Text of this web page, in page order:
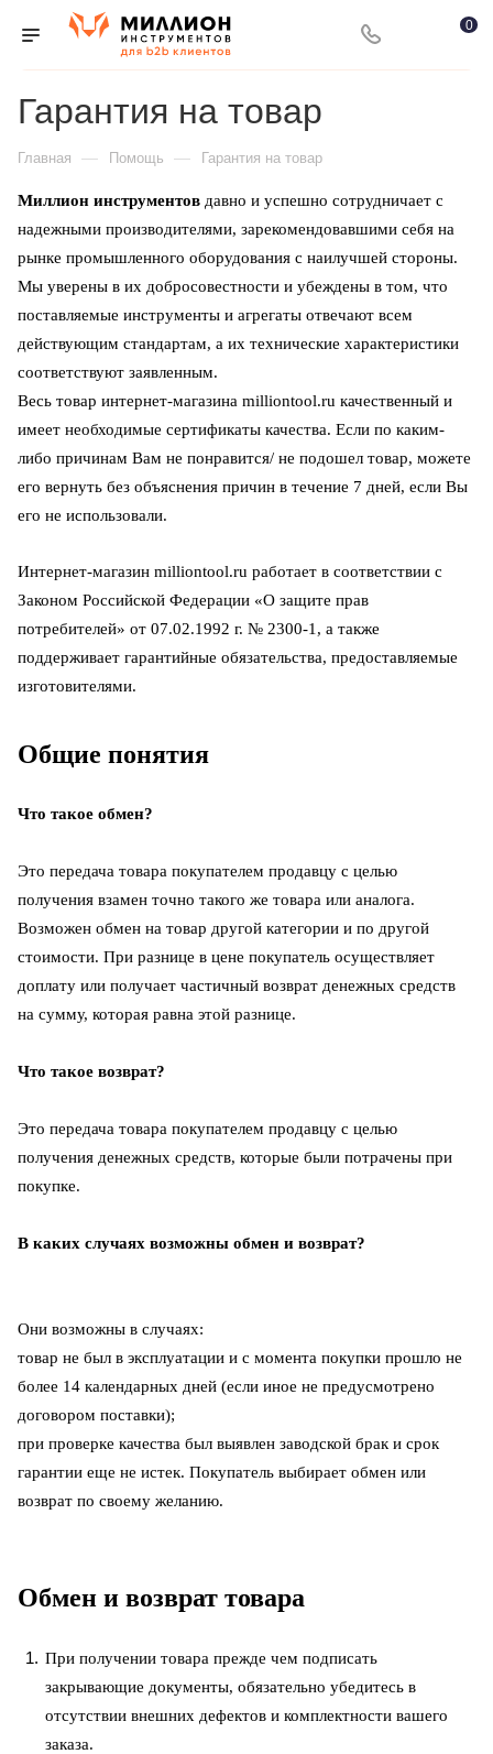
0
Гарантия на товар
Главная — Помощь — Гарантия на товар
Миллион инструментов давно и успешно сотрудничает с
надежными производителями, зарекомендовавшими себя на
рынке промышленного оборудования с наилучшей стороны.
Мы уверены в их добросовестности и убеждены в том, что
поставляемые инструменты и агрегаты отвечают всем
действующим стандартам, а их технические характеристики
соответствуют заявленным.
Весь товар интернет-магазина milliontool.ru качественный и
имеет необходимые сертификаты качества. Если по каким-
либо причинам Вам не понравится/ не подошел товар, можете
его вернуть без объяснения причин в течение 7 дней, если Вы
его не использовали.
Интернет-магазин milliontool.ru работает в соответствии с
Законом Российской Федерации «О защите прав
потребителей» от 07.02.1992 г. № 2300-1, а также
поддерживает гарантийные обязательства, предоставляемые
изготовителями.
Общие понятия
Что такое обмен?
Это передача товара покупателем продавцу с целью
получения взамен точно такого же товара или аналога.
Возможен обмен на товар другой категории и по другой
стоимости. При разнице в цене покупатель осуществляет
доплату или получает частичный возврат денежных средств
на сумму, которая равна этой разнице.
Что такое возврат?
Это передача товара покупателем продавцу с целью
получения денежных средств, которые были потрачены при
покупке.
В каких случаях возможны обмен и возврат?
Они возможны в случаях:
товар не был в эксплуатации и с момента покупки прошло не
более 14 календарных дней (если иное не предусмотрено
договором поставки);
при проверке качества был выявлен заводской брак и срок
гарантии еще не истек. Покупатель выбирает обмен или
возврат по своему желанию.
Обмен и возврат товара
При получении товара прежде чем подписать
закрывающие документы, обязательно убедитесь в
отсутствии внешних дефектов и комплектности вашего
заказа.